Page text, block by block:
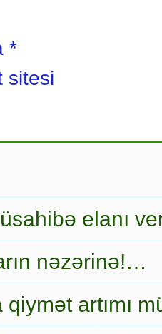
*
sitesi
elanı
nəzərinə!…
qiymət artımı